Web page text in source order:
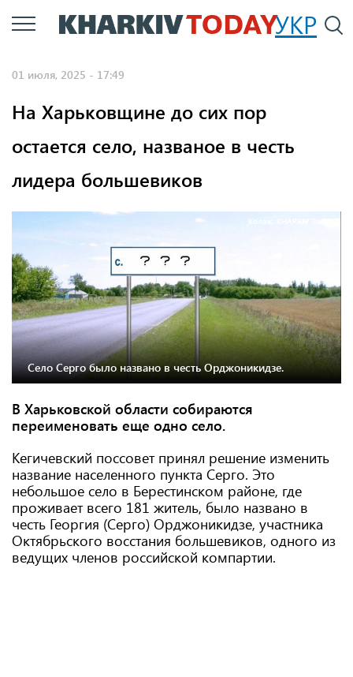
Перейти
к
УКР
01 июля, 2025 - 17:49
На Харьковщине до сих пор
остается село, названое в честь
лидера большевиков
Колаж: KHARKIV Today.
Село Серго было названо в честь Орджоникидзе.
В Харьковской области собираются
переименовать еще одно село.
Кегичевский поссовет принял решение изменить
название населенного пункта Серго. Это
небольшое село в Берестинском районе, где
проживает всего 181 житель, было названо в
честь Георгия (Серго) Орджоникидзе, участника
Октябрьского восстания большевиков, одного из
ведущих членов российской компартии.